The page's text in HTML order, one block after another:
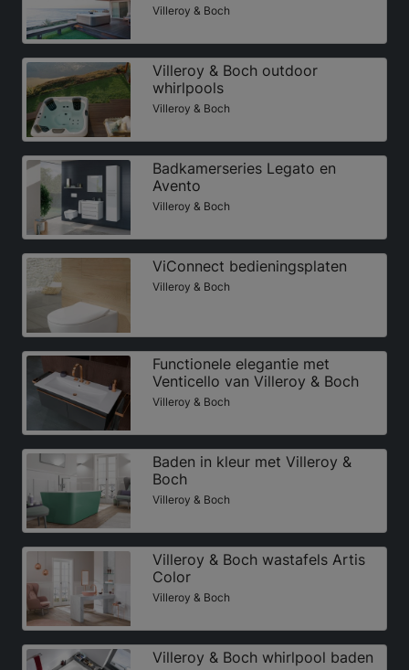
Villeroy & Boch
Villeroy & Boch outdoor
whirlpools
Villeroy & Boch
Badkamerseries Legato en
Avento
Villeroy & Boch
ViConnect bedieningsplaten
Villeroy & Boch
Functionele elegantie met
Venticello van Villeroy & Boch
Villeroy & Boch
Baden in kleur met Villeroy &
Boch
Villeroy & Boch
Villeroy & Boch wastafels Artis
Color
Villeroy & Boch
Villeroy & Boch whirlpool baden